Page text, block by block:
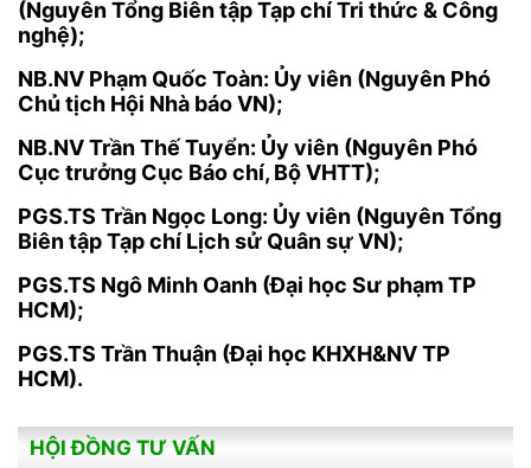
(Nguyên Tổng Biên tập Tạp chí Tri thức & Công
nghệ);
NB.NV Phạm Quốc Toàn: Ủy viên (Nguyên Phó
Chủ tịch Hội Nhà báo VN);
NB.NV Trần Thế Tuyển: Ủy viên (Nguyên Phó
Cục trưởng Cục Báo chí, Bộ VHTT);
PGS.TS Trần Ngọc Long: Ủy viên (Nguyên Tổng
Biên tập Tạp chí Lịch sử Quân sự VN);
PGS.TS Ngô Minh Oanh (Đại học Sư phạm TP
HCM);
PGS.TS Trần Thuận (Đại học KHXH&NV TP
HCM).
HỘI ĐỒNG TƯ VẤN